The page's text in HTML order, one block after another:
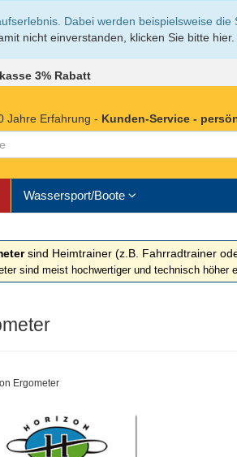
Dabei werden beispielsweise
nicht einverstanden, klicken Sie bitte hier.
3% Rabatt
Jahre Erfahrung - Kunden-Service -
Wassersport/Boote
sind Heimtrainer (z.B. Fahrradtrainer
sind meist hochwertiger und technisch höher
Ergometer